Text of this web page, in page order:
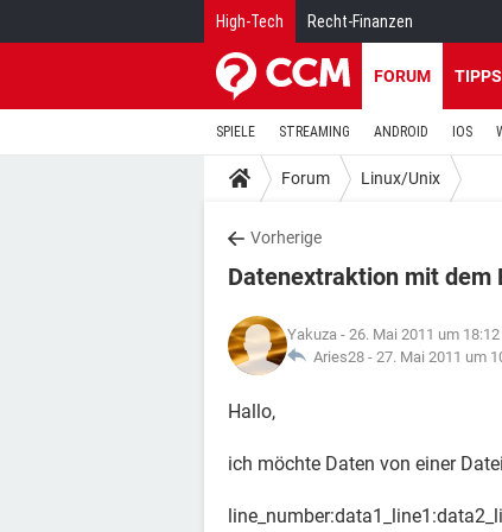
High-Tech Recht-Finanzen
FORUM
SPIELE STREAMING ANDROID IOS
Forum Linux/Unix
Vorherige
Datenextraktion mit dem
Yakuza - 26. Mai 2011 um 18:12
Aries28 - 27. Mai 2011 um
Hallo,
ich möchte Daten von einer